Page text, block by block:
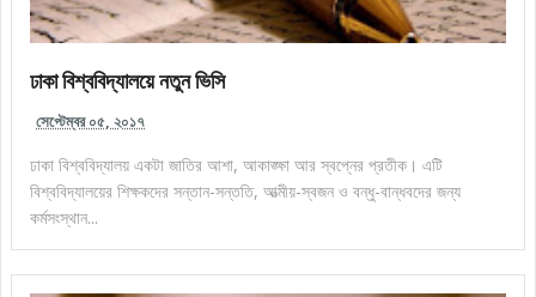
ঢাকা বিশ্ববিদ্যালয়ে নতুন ভিসি
সেপ্টেম্বর ০৫, ২০১৭
ঢাকা বিশ্ববিদ্যালয় একটা জাতির আশা, আকাঙ্ক্ষা আর স্বপ্নের প্রতীক। এটি
বিশ্ববিদ্যালয়ের শিক্ষকদের সন্তান-সন্ততি, আত্মীয়-স্বজন ও বন্ধু-বান্ধবদের জন্য
কর্মসংস্থান...